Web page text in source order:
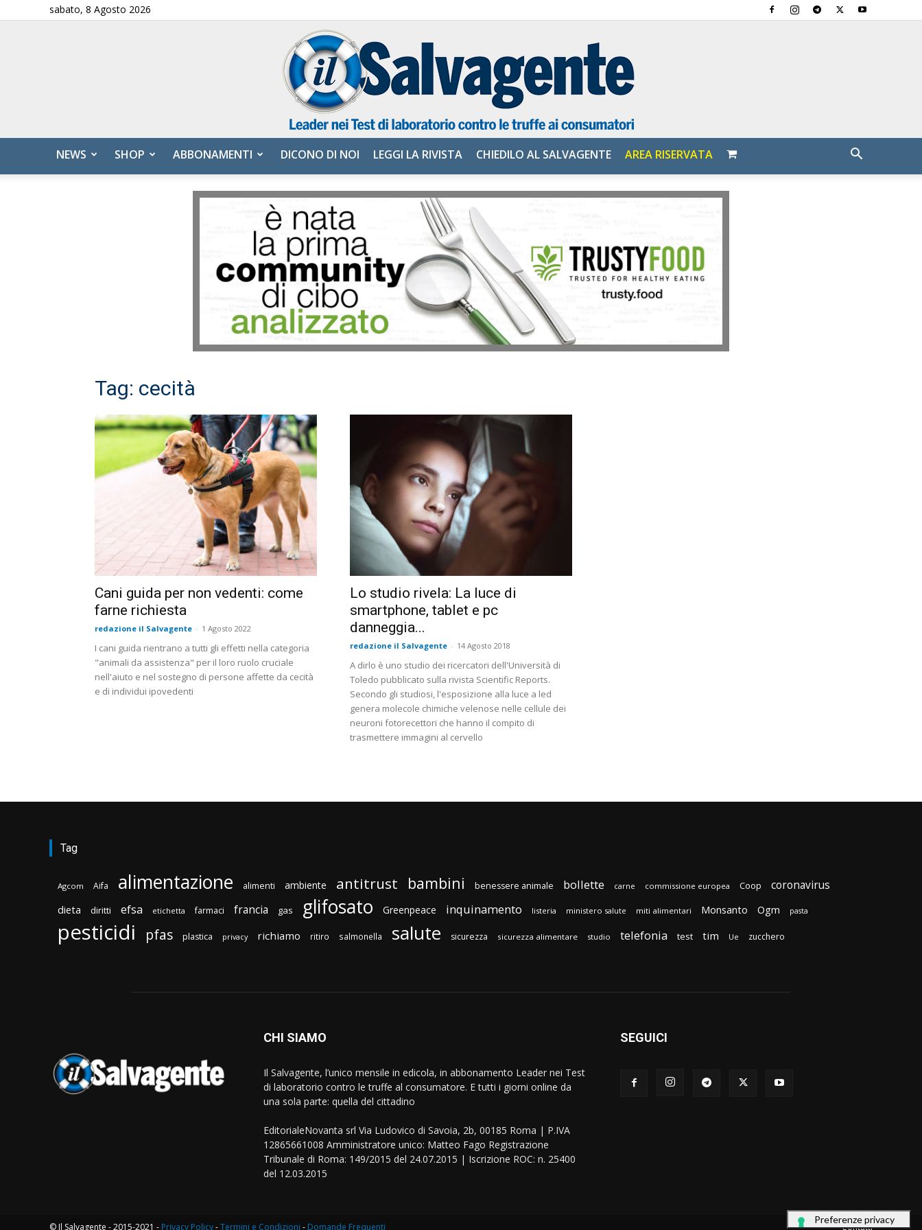
sabato, 8 Agosto 2026
Salvagente
NEWS SHOP ABBONAMENTI DICONO DI NOI LEGGI LA RIVISTA CHIEDILO AL SALVAGENTE AREA RISERVATA
Tag: cecità
Cani guida per non vedenti: come
farne richiesta
redazione il Salvagente - 1 Agosto 2022
I cani guida rientrano a tutti gli effetti nella categoria
"animali da assistenza" per il loro ruolo cruciale
nell'aiuto e nel sostegno di persone affette da cecità
e di individui ipovedenti
Lo studio rivela: La luce di
smartphone, tablet e pc
danneggia...
redazione il Salvagente - 14 Agosto 2018
A dirlo è uno studio dei ricercatori dell'Università di
Toledo pubblicato sulla rivista Scientific Reports.
Secondo gli studiosi, l'esposizione alla luce a led
genera molecole chimiche velenose nelle cellule dei
neuroni fotorecettori che hanno il compito di
trasmettere immagini al cervello
Tag
Agcom Aifa alimentazione alimenti ambiente antitrust bambini benessere animale bollette carne commissione europea Coop coronavirus
dieta diritti efsa etichetta farmaci francia gas glifosato Greenpeace inquinamento listeria ministero salute miti alimentari Monsanto Ogm pasta
pesticidi pfas plastica privacy richiamo ritiro salmonella salute sicurezza sicurezza alimentare studio telefonia test tim Ue zucchero
CHI SIAMO
Il Salvagente, l’unico mensile in edicola, in abbonamento Leader nei Test
di laboratorio contro le truffe al consumatore. E tutti i giorni online da
una sola parte: quella del cittadino
EditorialeNovanta srl Via Ludovico di Savoia, 2b, 00185 Roma | P.IVA
12865661008 Amministratore unico: Matteo Fago Registrazione
Tribunale di Roma: 149/2015 del 24.07.2015 | Iscrizione ROC: n. 25400
del 12.03.2015
SEGUICI
Contatti
© Il Salvagente - 2015-2021 - Privacy Policy-Termini e Condizioni - Domande Frequenti